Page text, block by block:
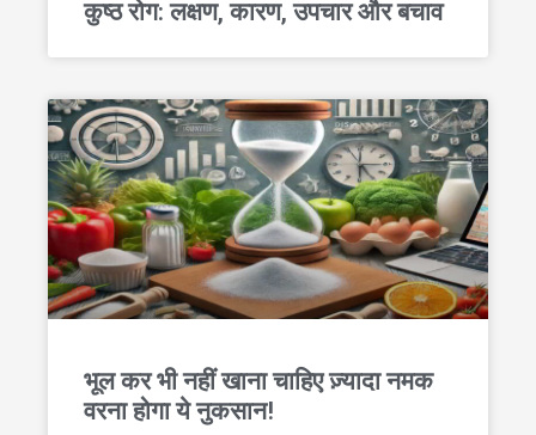
कुष्ठ रोग: लक्षण, कारण, उपचार और बचाव
भूल कर भी नहीं खाना चाहिए ज़्यादा नमक
वरना होगा ये नुकसान!